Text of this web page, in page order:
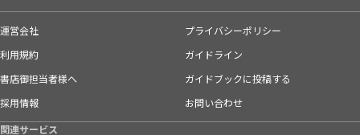
運営会社
プライバシーポリシー
利用規約
ガイドライン
書店御担当者様へ
ガイドブックに投稿する
採用情報
お問い合わせ
関連サービス